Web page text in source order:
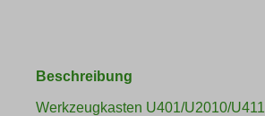
Beschreibung
Werkzeugkasten U401/U2010/U411